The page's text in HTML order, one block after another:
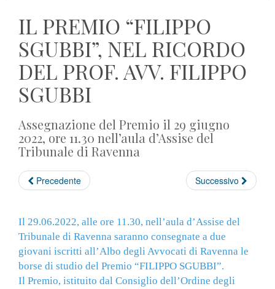
IL PREMIO “FILIPPO
SGUBBI”, NEL RICORDO
DEL PROF. AVV. FILIPPO
SGUBBI
Assegnazione del Premio il 29 giugno
2022, ore 11.30 nell’aula d’Assise del
Tribunale di Ravenna
Precedente Successivo
Il 29.06.2022, alle ore 11.30, nell’aula d’Assise del
Tribunale di Ravenna saranno consegnate a due
giovani iscritti all’Albo degli Avvocati di Ravenna le
borse di studio del Premio “FILIPPO SGUBBI”.
Il Premio, istituito dal Consiglio dell’Ordine degli